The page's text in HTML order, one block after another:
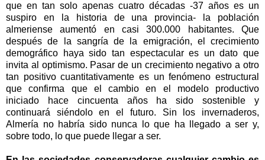
que en tan solo apenas cuatro décadas -37 años es un
suspiro en la historia de una provincia- la población
almeriense aumentó en casi 300.000 habitantes. Que
después de la sangría de la emigración, el crecimiento
demográfico haya sido tan espectacular es un dato que
invita al optimismo. Pasar de un crecimiento negativo a otro
tan positivo cuantitativamente es un fenómeno estructural
que confirma que el cambio en el modelo productivo
iniciado hace cincuenta años ha sido sostenible y
continuará siéndolo en el futuro. Sin los invernaderos,
Almería no habría sido nunca lo que ha llegado a ser y,
sobre todo, lo que puede llegar a ser.